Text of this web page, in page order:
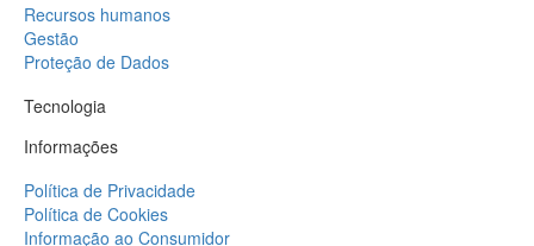
Recursos humanos
Gestão
Proteção de Dados
Tecnologia
Informações
Política de Privacidade
Política de Cookies
Informação ao Consumidor